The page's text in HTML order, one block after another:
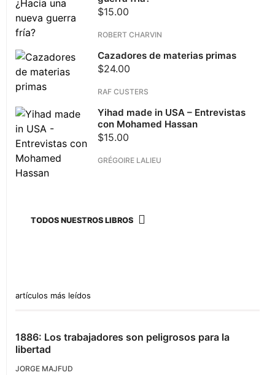
$15.00
ROBERT CHARVIN
Cazadores de materias primas
$24.00
RAF CUSTERS
Yihad made in USA – Entrevistas
con Mohamed Hassan
$15.00
GRÉGOIRE LALIEU
TODOS NUESTROS LIBROS
artículos más leídos
1886: Los trabajadores son peligrosos para la
libertad
JORGE MAJFUD